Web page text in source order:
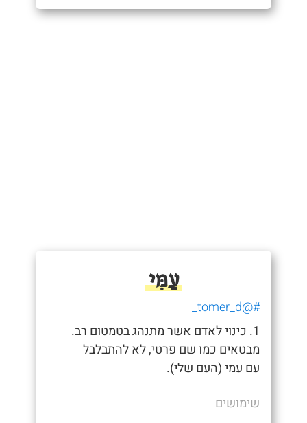
עַמִּי
#@tomer_d_
1. כינוי לאדם אשר מתנהג בטמטום רב.
מבטאים כמו שם פרטי, לא להתבלבל
עם עמי (העם שלי).
שימושים